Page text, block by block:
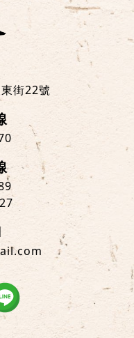
街22號